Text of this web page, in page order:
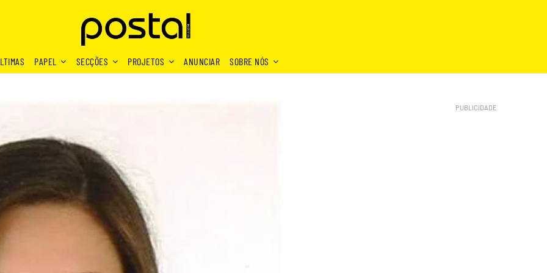
PAPEL SECÇÕES PROJETOS ANUNCIAR SOBRE NÓS